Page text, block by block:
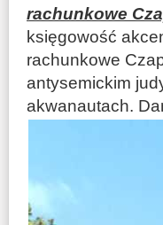
rachunkowe
księgowość
rachunkowe
antysemickim
akwanautach.